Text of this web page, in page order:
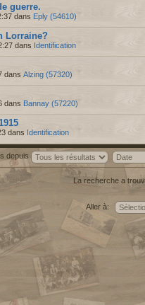
guerre.
dans Eply (54610)
Lorraine?
dans Identification
dans Alzing (57320)
dans Bannay (57220)
dans Identification
depuis
La recherche a
Aller à: